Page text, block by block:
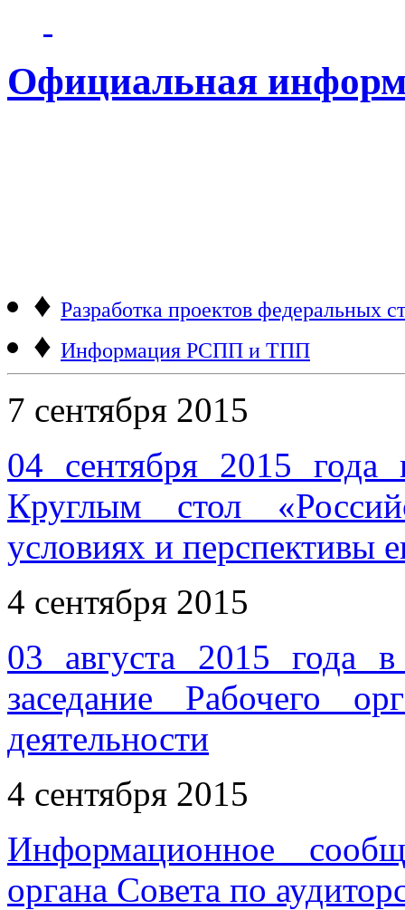
Официальная
♦ Разработка проектов федеральных
♦ Информация РСПП и ТПП
7 сентября 2015
04 сентября 2015 года
Круглым стол
условиях и перспективы
4 сентября 2015
03 августа 2015 года
заседание Рабочего
деятельности
4 сентября 2015
Информационное
органа Совета по